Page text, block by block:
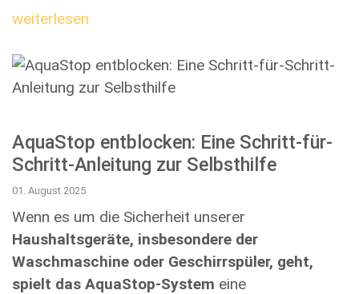
weiterlesen
AquaStop entblocken: Eine Schritt-für-
Schritt-Anleitung zur Selbsthilfe
01. August 2025
Wenn es um die Sicherheit unserer
Haushaltsgeräte, insbesondere der
Waschmaschine oder Geschirrspüler, geht,
spielt das AquaStop-System eine